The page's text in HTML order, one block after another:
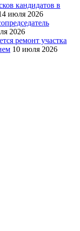
кандидатов в
июля 2026
2026
ремонт участка
10 июля 2026